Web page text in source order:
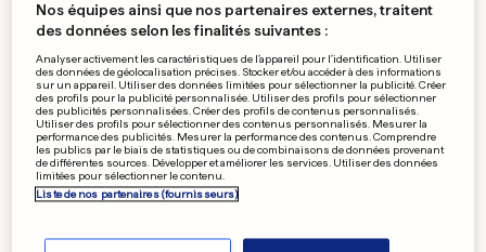
Nos équipes ainsi que nos partenaires externes, traitent
des données selon les finalités suivantes :
Analyser activement les caractéristiques de l’appareil pour l’identification. Utiliser
des données de géolocalisation précises. Stocker et/ou accéder à des informations
sur un appareil. Utiliser des données limitées pour sélectionner la publicité. Créer
des profils pour la publicité personnalisée. Utiliser des profils pour sélectionner
des publicités personnalisées. Créer des profils de contenus personnalisés.
Utiliser des profils pour sélectionner des contenus personnalisés. Mesurer la
performance des publicités. Mesurer la performance des contenus. Comprendre
les publics par le biais de statistiques ou de combinaisons de données provenant
de différentes sources. Développer et améliorer les services. Utiliser des données
limitées pour sélectionner le contenu.
Liste de nos partenaires (fournisseurs)